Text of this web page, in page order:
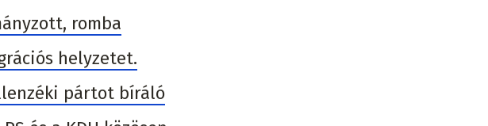
romba
helyzetet.
pártot bíráló